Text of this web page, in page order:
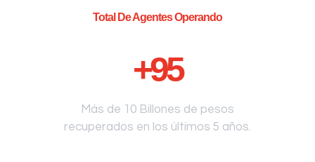
Total De Agentes Operando
+95
Más de 10 Billones de pesos
recuperados en los últimos 5 años.